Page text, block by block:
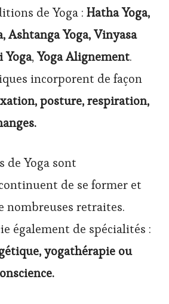
de Yoga : Hatha Yoga,
Ashtanga Yoga, Vinyasa
Yoga,Yoga Alignement.
incorporent de façon
posture, respiration,
de Yoga sont
de se former et
nombreuses retraites.
également de spécialités :
yogathérapie ou